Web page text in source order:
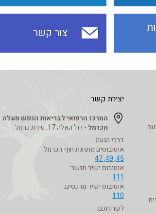
צור קשר
יצירת קשר
המרכז הרפואי לבריאות הנפש מעלה
הכרמל - רח' האלה 17, טירת כרמל
דרכי הגעה:
אוטובוסים מתחנת חוף הכרמל:
45, 49, 47
אוטובוס ישיר מנשר:
111
אוטובוס ישיר מרכסים:
110
לשרותכם: